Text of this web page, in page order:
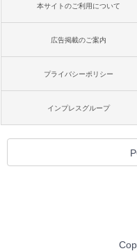
本サイトのご利用について
広告掲載のご案内
プライバシーポリシー
インプレスグループ